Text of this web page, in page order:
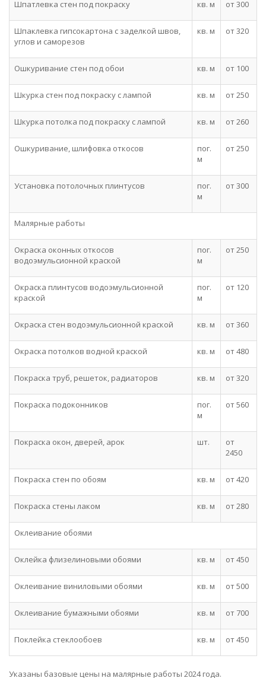
Шпатлевка стен под покраску кв. м от 300
Шпаклевка гипсокартона с заделкой швов,
углов и саморезов
кв. м от 320
Ошкуривание стен под обои кв. м от 100
Шкурка стен под покраску с лампой кв. м от 250
Шкурка потолка под покраску с лампой кв. м от 260
Ошкуривание, шлифовка откосов
пог.
м
от 250
Установка потолочных плинтусов
пог.
м
от 300
Малярные работы
Окраска оконных откосов
водоэмульсионной краской
пог.
м
от 250
Окраска плинтусов водоэмульсионной
краской
пог.
м
от 120
Окраска стен водоэмульсионной краской кв. м от 360
Окраска потолков водной краской кв. м от 480
Покраска труб, решеток, радиаторов кв. м от 320
Покраска подоконников
пог.
м
от 560
Покраска окон, дверей, арок шт.
от
2450
Покраска стен по обоям кв. м от 420
Покраска стены лаком кв. м от 280
Оклеивание обоями
Оклейка флизелиновыми обоями кв. м от 450
Оклеивание виниловыми обоями кв. м от 500
Оклеивание бумажными обоями кв. м от 700
Поклейка стеклообоев кв. м от 450
Указаны базовые цены на малярные работы 2024 года.